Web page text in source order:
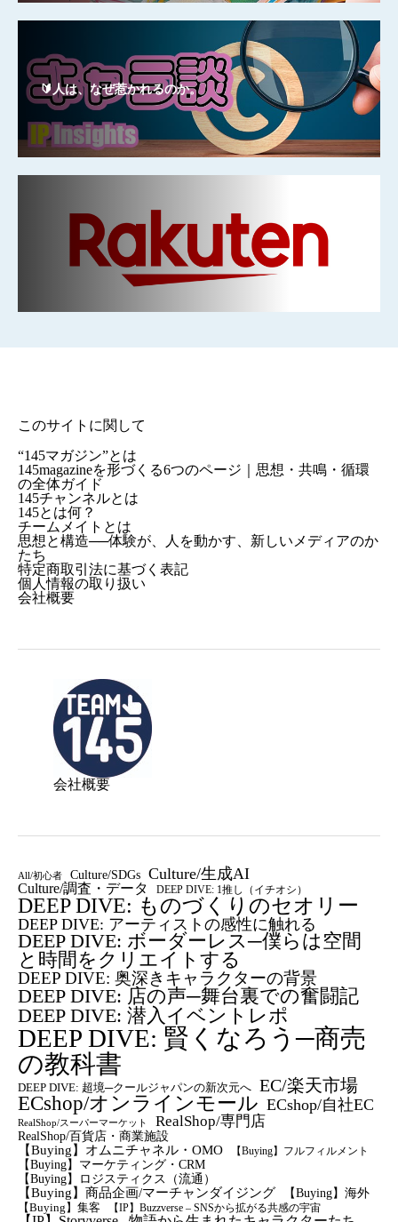
🔰人は、なぜ惹かれるのか。
このサイトに関して
“145マガジン”とは
145magazineを形づくる6つのページ｜思想・共鳴・循環
の全体ガイド
145チャンネルとは
145とは何？
チームメイトとは
思想と構造──体験が、人を動かす、新しいメディアのか
たち
特定商取引法に基づく表記
個人情報の取り扱い
会社概要
会社概要
All/初心者 Culture/SDGs Culture/生成AI
Culture/調査・データ DEEP DIVE: 1推し（イチオシ）
DEEP DIVE: ものづくりのセオリー
DEEP DIVE: アーティストの感性に触れる
DEEP DIVE: ボーダーレス─僕らは空間
と時間をクリエイトする
DEEP DIVE: 奥深きキャラクターの背景
DEEP DIVE: 店の声─舞台裏での奮闘記
DEEP DIVE: 潜入イベントレポ
DEEP DIVE: 賢くなろう─商売
の教科書
DEEP DIVE: 超境─クールジャパンの新次元へ EC/楽天市場
ECshop/オンラインモール ECshop/自社EC
RealShop/スーパーマーケット RealShop/専門店
RealShop/百貨店・商業施設
【Buying】オムニチャネル・OMO
【Buying】フルフィルメント
【Buying】マーケティング・CRM
【buying】ロジスティクス（流通）
【Buying】商品企画/マーチャンダイジング 【Buying】海外
【Buying】集客 【IP】Buzzverse – SNSから拡がる共感の宇宙